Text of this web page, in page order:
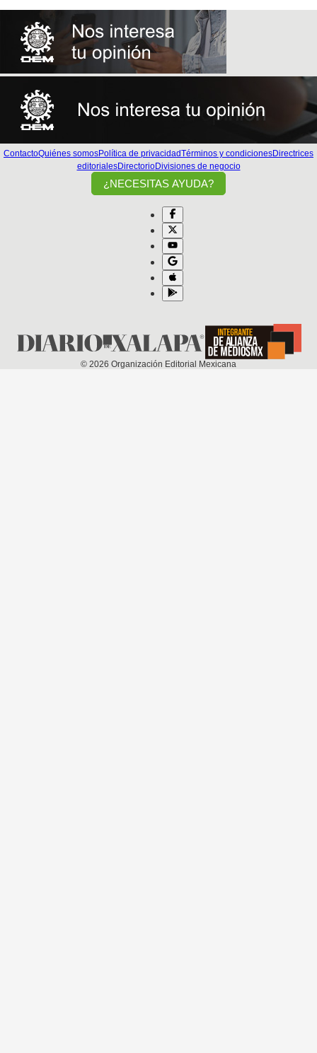
ContactoQuiénes somosPolítica de privacidadTérminos y condicionesDirectrices
editorialesDirectorioDivisiones de negocio
¿NECESITAS AYUDA?
© 2026 Organización Editorial Mexicana